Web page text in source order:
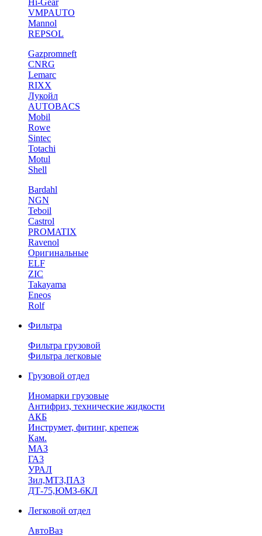
Hi-Gear
VMPAUTO
Mannol
REPSOL
Gazpromneft
CNRG
Lemarc
RIXX
Лукойл
AUTOBACS
Mobil
Rowe
Sintec
Totachi
Motul
Shell
Bardahl
NGN
Teboil
Castrol
PROMATIX
Ravenol
Оригинальные
ELF
ZIC
Takayama
Eneos
Rolf
Фильтра
Фильтра грузовой
Фильтра легковые
Грузовой отдел
Иномарки грузовые
Антифриз, технические жидкости
АКБ
Инструмет, фитинг, крепеж
Кам.
МАЗ
ГА3
УРАЛ
Зил,МТЗ,ПАЗ
ДТ-75,ЮМЗ-6КЛ
Легковой отдел
АвтоВаз